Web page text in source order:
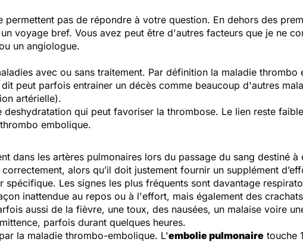
pas de répondre à votre question. En dehors des
voyage bref. Vous avez peut être d'autres facteurs que je ne
un angiologue.
avec ou sans traitement. Par définition la maladie thrombo
peut parfois entrainer un décès comme beaucoup d'autres
artérielle).
qui peut favoriser la thrombose. Le lien reste
embolique.
dans les artères pulmonaires lors du passage du sang destiné à
alors qu’il doit justement fournir un supplément
Les signes les plus fréquents sont davantage
inattendue au repos ou à l'effort, mais également des
aussi de la fièvre, une toux, des nausées, un malaise voire
parfois durant quelques heures.
la maladie thrombo-embolique. L'embolie pulmonaire touche